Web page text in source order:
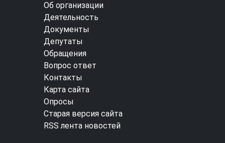
Об организации
Деятельность
Документы
Депутаты
Обращения
Вопрос ответ
Контакты
Карта сайта
Опросы
Старая версия сайта
RSS лента новостей